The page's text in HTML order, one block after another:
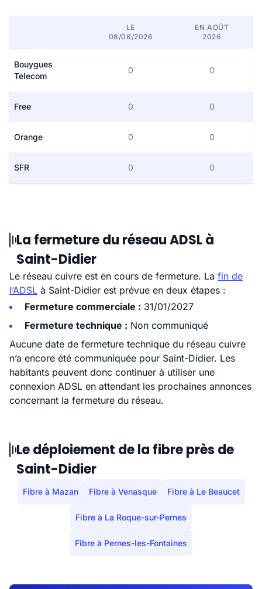
LE
08/08/2026
EN AOÛT
2026
Bouygues
Telecom
0 0
Free 0 0
Orange 0 0
SFR 0 0
La fermeture du réseau ADSL à
Saint-Didier
Le réseau cuivre est en cours de fermeture. La fin de
l’ADSL à Saint-Didier est prévue en deux étapes :
Fermeture commerciale : 31/01/2027
Fermeture technique : Non communiqué
Aucune date de fermeture technique du réseau cuivre
n’a encore été communiquée pour Saint-Didier. Les
habitants peuvent donc continuer à utiliser une
connexion ADSL en attendant les prochaines annonces
concernant la fermeture du réseau.
Le déploiement de la fibre près de
Saint-Didier
Fibre à Mazan Fibre à Venasque Fibre à Le Beaucet
Fibre à La Roque-sur-Pernes
Fibre à Pernes-les-Fontaines